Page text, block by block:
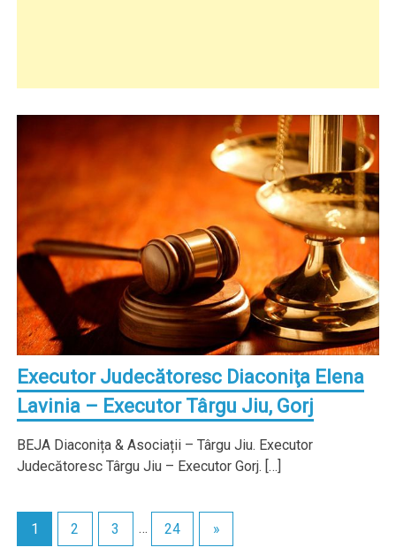
Executor Judecătoresc Diaconiţa Elena
Lavinia – Executor Târgu Jiu, Gorj
BEJA Diaconița & Asociații – Târgu Jiu. Executor
Judecătoresc Târgu Jiu – Executor Gorj. […]
1 2 3 … 24 »